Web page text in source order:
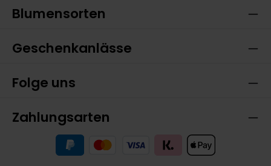
Blumensorten
Geschenkanlässe
Folge uns
Zahlungsarten